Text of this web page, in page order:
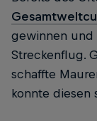
gewinnen und
Streckenflug.
schaffte
konnte diesen